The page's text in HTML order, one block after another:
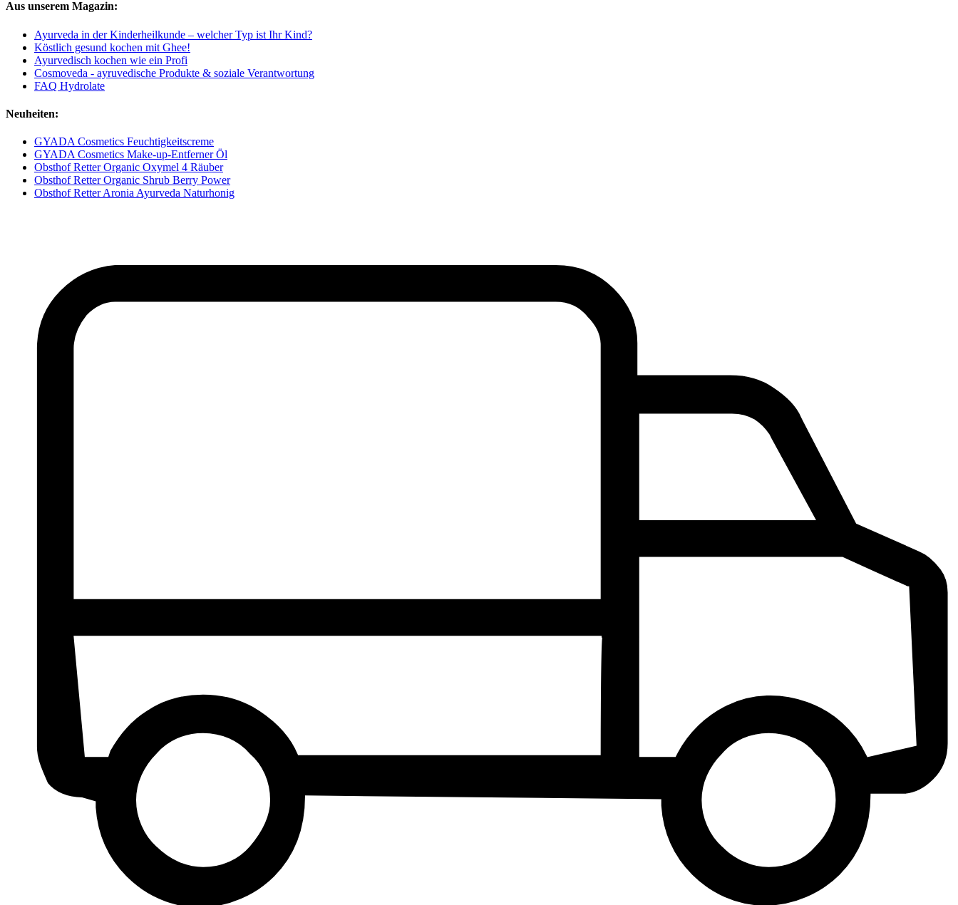
Aus unserem Magazin:
Ayurveda in der Kinderheilkunde – welcher Typ ist Ihr Kind?
Köstlich gesund kochen mit Ghee!
Ayurvedisch kochen wie ein Profi
Cosmoveda - ayruvedische Produkte & soziale Verantwortung
FAQ Hydrolate
Neuheiten:
GYADA Cosmetics Feuchtigkeitscreme
GYADA Cosmetics Make-up-Entferner Öl
Obsthof Retter Organic Oxymel 4 Räuber
Obsthof Retter Organic Shrub Berry Power
Obsthof Retter Aronia Ayurveda Naturhonig